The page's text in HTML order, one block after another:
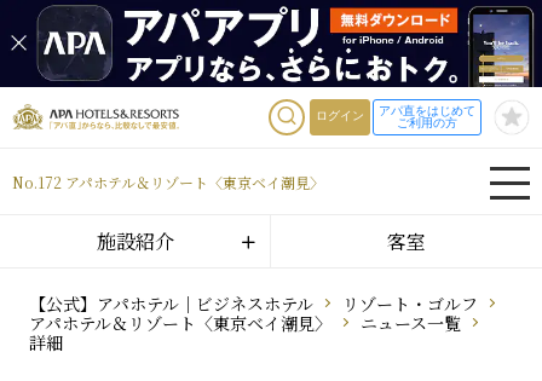
ログイン
アパ直をはじめて
ご利用の方
No.172 アパホテル＆リゾート〈東京ベイ潮見〉
施設紹介 客室
【公式】アパホテル｜ビジネスホテル
リゾート・ゴルフ
アパホテル＆リゾート〈東京ベイ潮見〉
ニュース一覧
詳細